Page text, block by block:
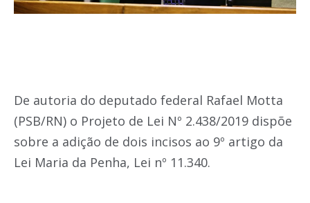
De autoria do deputado federal Rafael Motta
(PSB/RN) o Projeto de Lei Nº 2.438/2019 dispõe
sobre a adição de dois incisos ao 9º artigo da
Lei Maria da Penha, Lei nº 11.340.